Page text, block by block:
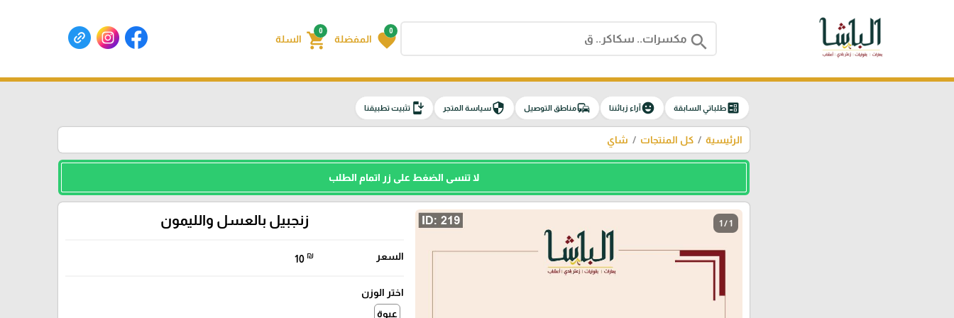
search
0
favorite المفضلة
0
shopping_cart السلة
ballotطلباتي السابقة emoji_emotionsآراء زبائننا commuteمناطق التوصيل securityسياسة المتجر install_mobileتثبيت تطبيقنا
الرئيسية كل المنتجات شاي
لا تنسى الضغط على زر اتمام الطلب
1 / 1 زنجبيل بالعسل والليمون
السعر 10 ₪
اختر الوزن
عبوة